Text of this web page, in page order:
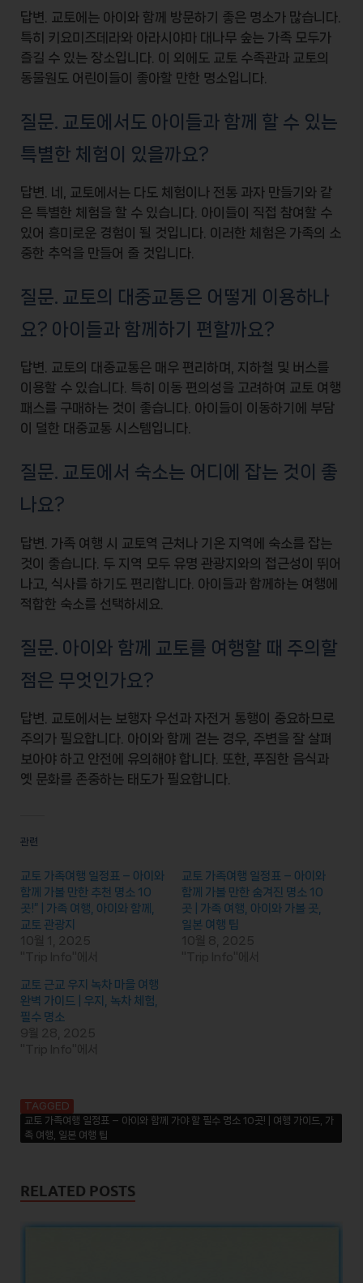
답변. 교토에는 아이와 함께 방문하기 좋은 명소가 많습니다.
특히
키요미즈데라와 아라시야마 대나무 숲는 가족 모두가
즐길 수 있는 장소입니다. 이 외에도 교토 수족관과 교토의
동물원 도 어린이들이 좋아할 만한 명소입니다.
질문. 교토에서도 아이들과 함께 할 수 있는
특별한 체험이 있을까요?
답변. 네, 교토에서는 다도 체험이나 전통 과자 만들기 와 같
은 특별한 체험을 할 수 있습니다. 아이들이 직접 참여할 수
있어 흥미로운 경험이 될 것입니다. 이러한 체험은 가족의 소
중한 추억을 만들어 줄 것입니다.
질문. 교토의 대중교통은 어떻게 이용하나
요? 아이들과 함께하기 편할까요?
답변. 교토의 대중교통은 매우 편리하며, 지하철 및 버스를
이용할 수 있습니다. 특히 이동 편의성을 고려하여 교토 여행
패스를 구매하는 것이 좋습니다. 아이들이 이동하기에 부담
이 덜한 대중교통 시스템입니다.
질문. 교토에서 숙소는 어디에 잡는 것이 좋
나요?
답변. 가족 여행 시 교토역 근처 나 기온 지역에 숙소를 잡는
것이 좋습니다. 두 지역 모두 유명 관광지와의 접근성이 뛰어
나고, 식사를 하기도 편리 합니다. 아이들과 함께하는 여행에
적합한 숙소를 선택하세요.
질문. 아이와 함께 교토를 여행할 때 주의할
점은 무엇인가요?
답변. 교토에서는 보행자 우선과 자전거 통행이 중요하므로
주의가 필요합니다. 아이와 함께 걷는 경우, 주변을 잘 살펴
보아야 하고 안전에 유의해야 합니다. 또한, 푸짐한 음식과
옛 문화를 존중하는 태도가 필요합니다.
관련
교토 가족여행 일정표 – 아이와
함께 가볼 만한 추천 명소 10
곳!” | 가족 여행, 아이와 함께,
교토 관광지
교토 가족여행 일정표 – 아이와
함께 가볼 만한 숨겨진 명소 10
곳 | 가족 여행, 아이와 가볼 곳,
일본 여행 팁
교토 근교 우지 녹차 마을 여행
완벽 가이드 | 우지, 녹차 체험,
필수 명소
TAGGED
교토 가족여행 일정표 – 아이와 함께 가야 할 필수 명소 10곳! | 여행 가이드, 가
족 여행, 일본 여행 팁
RELATED POSTS